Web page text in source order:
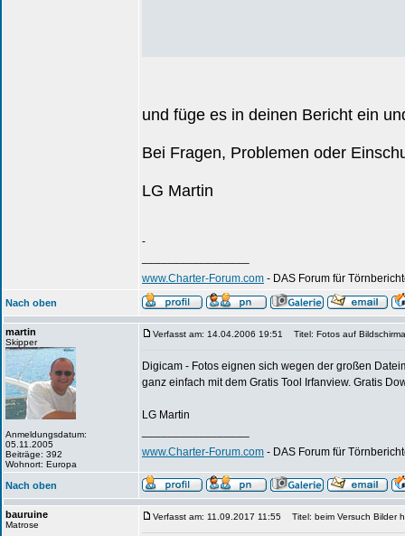
und füge es in deinen Bericht ein
Bei Fragen, Problemen oder
LG Martin
-
www.Charter-Forum.com - DAS Forum für
Nach oben
martin
Skipper
Anmeldungsdatum:
05.11.2005
Beiträge: 392
Wohnort: Europa
Verfasst am: 14.04.2006 19:51 Titel: Fotos auf
Digicam - Fotos eignen sich wegen der großen
ganz einfach mit dem Gratis Tool Irfanview. Gratis
LG Martin
www.Charter-Forum.com - DAS Forum für
Nach oben
bauruine
Matrose
Verfasst am: 11.09.2017 11:55 Titel: beim Versuch Bilder